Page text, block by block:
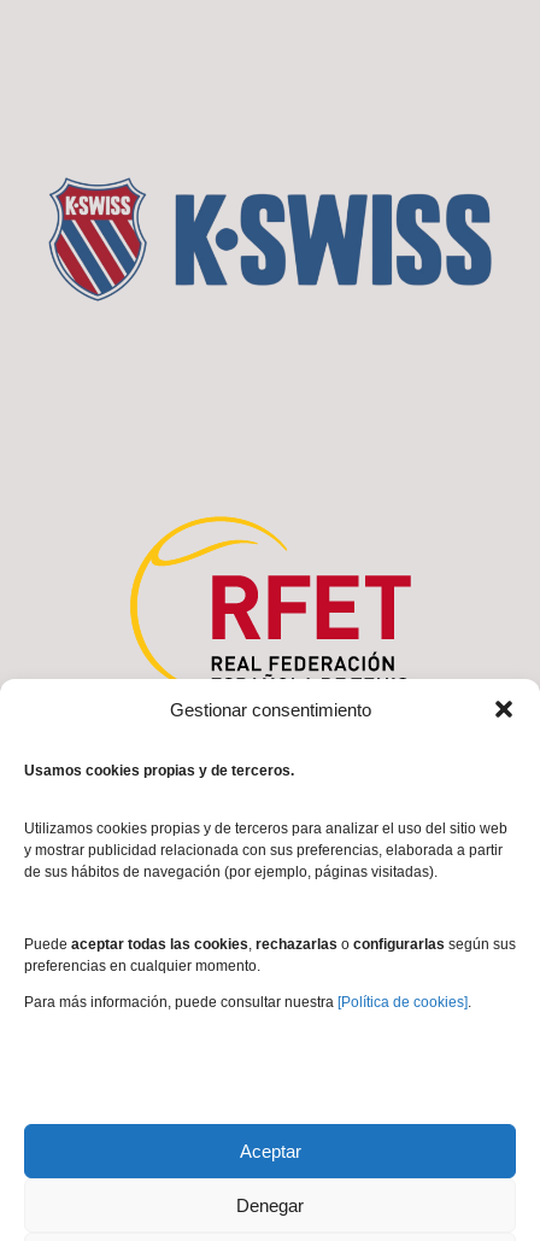
Gestionar consentimiento
Usamos cookies propias y de terceros.
Utilizamos cookies propias y de terceros para analizar el uso del sitio web
y mostrar publicidad relacionada con sus preferencias, elaborada a partir
de sus hábitos de navegación (por ejemplo, páginas visitadas).
Puede aceptar todas las cookies, rechazarlas o configurarlas según sus
preferencias en cualquier momento.
Para más información, puede consultar nuestra [Política de cookies].
Aceptar
Denegar